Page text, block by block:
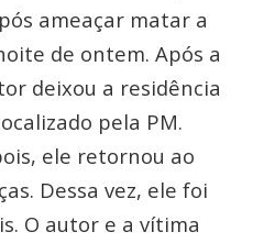
ameaçar matar a
de ontem. Após a
deixou a residência
pela PM.
ele retornou ao
Dessa vez, ele foi
O autor e a vítima